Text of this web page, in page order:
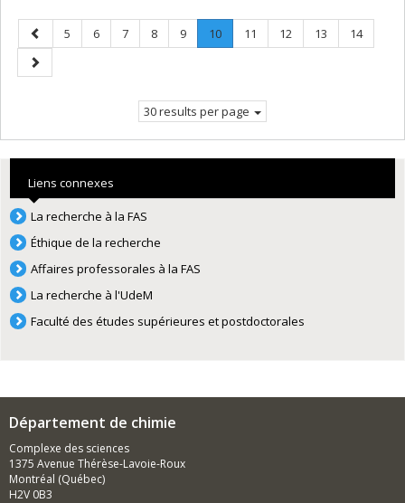
Previous
page
Page
5 Page
6 Page
7 Page
8 Page
9 Page
10.
Current
Page
11 Page
12 Page
13 Page
14
Next
page
30 results per page
Liens connexes
La recherche à la FAS
Éthique de la recherche
Affaires professorales à la FAS
La recherche à l'UdeM
Faculté des études supérieures et postdoctorales
Département de chimie
Complexe des sciences
1375 Avenue Thérèse-Lavoie-Roux
Montréal (Québec)
H2V 0B3